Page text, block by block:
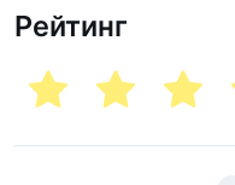
Рейтинг